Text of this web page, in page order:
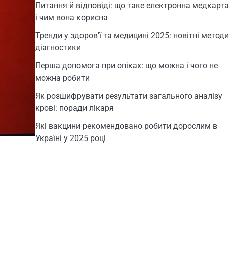
Питання й відповіді: що таке електронна медкарта
і чим вона корисна
Тренди у здоров’ї та медицині 2025: новітні методи
діагностики
Перша допомога при опіках: що можна і чого не
можна робити
Як розшифрувати результати загального аналізу
крові: поради лікаря
Які вакцини рекомендовано робити дорослим в
Україні у 2025 році